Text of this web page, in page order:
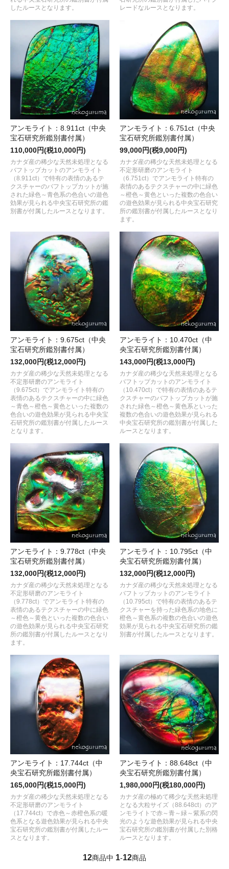
したルースとなります。
レードなルースとなります。
アンモライト：8.911ct（中央
宝石研究所鑑別書付属）
110,000円(税10,000円)
カナダ産の稀少な天然未処理となる
バフトップカットのアンモライト
（8.911ct）で特有の表情のあるテ
クスチャーのバフトップカットが施
された緑色～青色系の色合いの遊色
効果が見られる中央宝石研究所の鑑
別書が付属したルースとなります。
アンモライト：6.751ct（中央
宝石研究所鑑別書付属）
99,000円(税9,000円)
カナダ産の稀少な天然未処理となる
不定形研磨のアンモライト
（6.751ct）でアンモライト特有の
表情のあるテクスチャーの中に緑色
～橙色～黄色といった複数の色合い
の遊色効果が見られる中央宝石研究
所の鑑別書が付属したルースとなり
ます。
アンモライト：9.675ct（中央
宝石研究所鑑別書付属）
132,000円(税12,000円)
カナダ産の稀少な天然未処理となる
不定形研磨のアンモライト
（9.675ct）でアンモライト特有の
表情のあるテクスチャーの中に緑色
～青色～橙色～黄色といった複数の
色合いの遊色効果が見られる中央宝
石研究所の鑑別書が付属したルース
となります。
アンモライト：10.470ct（中
央宝石研究所鑑別書付属）
143,000円(税13,000円)
カナダ産の稀少な天然未処理となる
バフトップカットのアンモライト
（10.470ct）で特有の表情のあるテ
クスチャーのバフトップカットが施
された緑色～橙色～黄色系といった
複数の色合いの遊色効果が見られる
中央宝石研究所の鑑別書が付属した
ルースとなります。
アンモライト：9.778ct（中央
宝石研究所鑑別書付属）
132,000円(税12,000円)
カナダ産の稀少な天然未処理となる
不定形研磨のアンモライト
（9.778ct）でアンモライト特有の
表情のあるテクスチャーの中に緑色
～橙色～黄色といった複数の色合い
の遊色効果が見られる中央宝石研究
所の鑑別書が付属したルースとなり
ます。
アンモライト：10.795ct（中
央宝石研究所鑑別書付属）
132,000円(税12,000円)
カナダ産の稀少な天然未処理となる
バフトップカットのアンモライト
（10.795ct）で特有の表情のあるテ
クスチャーを持った緑色系の地色に
橙色～黄色系の複数の色合いの遊色
効果が見られる中央宝石研究所の鑑
別書が付属したルースとなります。
アンモライト：17.744ct（中
央宝石研究所鑑別書付属）
165,000円(税15,000円)
カナダ産の稀少な天然未処理となる
不定形研磨のアンモライト
（17.744ct）で赤色～赤橙色系の暖
色系となる遊色効果が見られる中央
宝石研究所の鑑別書が付属したルー
スとなります。
アンモライト：88.648ct（中
央宝石研究所鑑別書付属）
1,980,000円(税180,000円)
カナダ産の極めて稀少な天然未処理
となる大粒サイズ（88.648ct）のア
ンモライトで赤～青～緑～紫系の閃
光のような遊色効果が見られる中央
宝石研究所の鑑別書が付属した別格
ルースとなります。
12商品中 1-12商品